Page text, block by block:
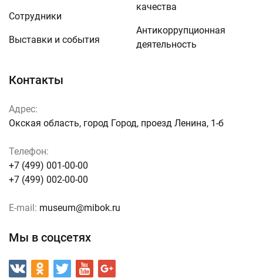
Контакты
Адрес:
Окская область, город Город, проезд Ленина, 1-б
Телефон:
+7 (499) 001-00-00
+7 (499) 002-00-00
E-mail: museum@mibok.ru
Мы в соцсетях
Сотрудники
Выставки и события
качества
Антикоррупционная
деятельность